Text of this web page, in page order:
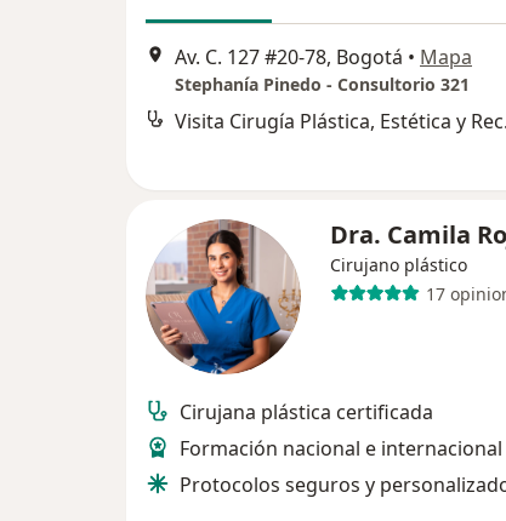
Av. C. 127 #20-78, Bogotá • Mapa
Stephanía Pinedo - Consultorio 321
Dra. Camila
Cirujano plástico
17
Cirujana plástica certificada
Formación nacional e internacional
Protocolos seguros y